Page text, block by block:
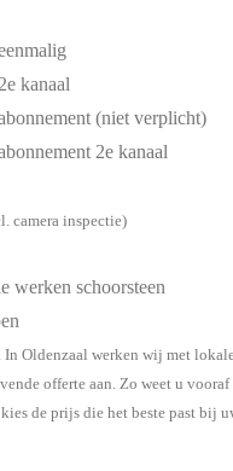
kanaal
(niet verplicht)
2e kanaal
camera inspectie)
werken schoorsteen
Oldenzaal werken wij met
offerte aan. Zo weet u
de prijs die het beste past bij